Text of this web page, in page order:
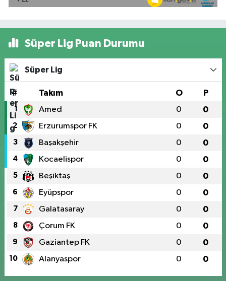
Süper Lig Puan Durumu
Süper Lig
# Takım O P
1 Amed 0 0
2 Erzurumspor FK 0 0
3 Başakşehir 0 0
4 Kocaelispor 0 0
5 Beşiktaş 0 0
6 Eyüpspor 0 0
7 Galatasaray 0 0
8 Çorum FK 0 0
9 Gaziantep FK 0 0
10 Alanyaspor 0 0